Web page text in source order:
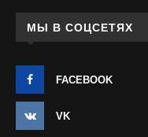
МЫ В СОЦСЕТЯХ
FACEBOOK
VK